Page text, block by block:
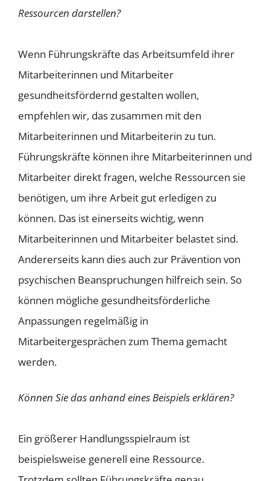
Ressourcen darstellen?
Wenn Führungskräfte das Arbeitsumfeld ihrer
Mitarbeiterinnen und Mitarbeiter
gesundheitsfördernd gestalten wollen,
empfehlen wir, das zusammen mit den
Mitarbeiterinnen und Mitarbeiterin zu tun.
Führungskräfte können ihre Mitarbeiterinnen und
Mitarbeiter direkt fragen, welche Ressourcen sie
benötigen, um ihre Arbeit gut erledigen zu
können. Das ist einerseits wichtig, wenn
Mitarbeiterinnen und Mitarbeiter belastet sind.
Andererseits kann dies auch zur Prävention von
psychischen Beanspruchungen hilfreich sein. So
können mögliche gesundheitsförderliche
Anpassungen regelmäßig in
Mitarbeitergesprächen zum Thema gemacht
werden.
Können Sie das anhand eines Beispiels erklären?
Ein größerer Handlungsspielraum ist
beispielsweise generell eine Ressource.